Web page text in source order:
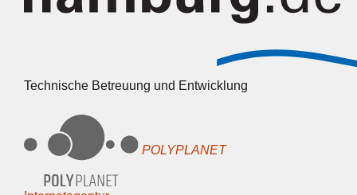
Technische Betreuung und Entwicklung
POLYPLANET